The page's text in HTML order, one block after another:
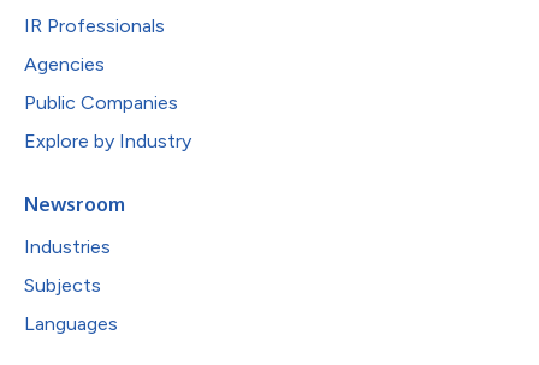
IR Professionals
Agencies
Public Companies
Explore by Industry
Newsroom
Industries
Subjects
Languages